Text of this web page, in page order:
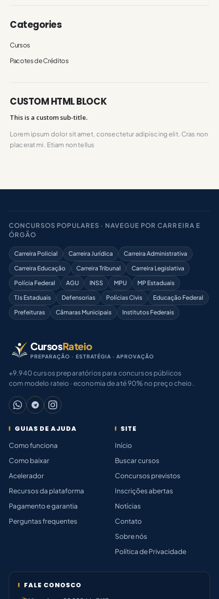
Categories
Cursos
Pacotes de Créditos
CUSTOM HTML BLOCK
This is a custom sub-title.
Lorem ipsum dolor sit amet, consectetur adipiscing elit. Cras non
placerat mi. Etiam non tellus
CONCURSOS POPULARES · NAVEGUE POR CARREIRA E
ÓRGÃO
Carreira Policial Carreira Jurídica
Carreira Administrativa
Carreira Educação
Carreira Tribunal
Carreira Legislativa
Polícia Federal
AGU INSS MPU
MP Estaduais
TJs Estaduais
Defensorias Polícias Civis
Educação Federal
Prefeituras
Câmaras Municipais Institutos Federais
CursosRateio
PREPARAÇÃO · ESTRATÉGIA · APROVAÇÃO
+9.940 cursos preparatórios para concursos públicos
com modelo rateio · economia de até 90% no preço cheio.
GUIAS DE AJUDA
Como funciona
Como baixar
Acelerador
Recursos da plataforma
Pagamento e garantia
Perguntas frequentes
SITE
Início
Buscar cursos
Concursos previstos
Inscrições abertas
Notícias
Contato
Sobre nós
Política de Privacidade
FALE CONOSCO